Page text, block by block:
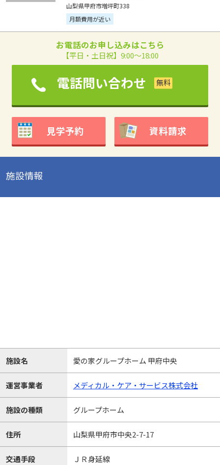
山梨県甲府市増坪町338
月額費用が近い
お電話のお申し込みはこちら
【平日・土日祝】9:00～18:00
電話問い合わせ
見学予約 資料請求
施設情報
施設名 愛の家グループホーム 甲府中央
運営事業者 メディカル・ケア・サービス株式会社
施設の種類 グループホーム
住所 山梨県甲府市中央2-7-17
交通手段
ＪＲ身延線